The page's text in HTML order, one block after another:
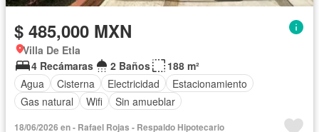
$ 485,000 MXN
Villa De Etla
4 Recámaras
2 Baños
188 m²
Agua
Cisterna Electricidad
Estacionamiento
Gas natural
Wifi Sin amueblar
18/06/2026 en - Rafael Rojas - Respaldo Hipotecario